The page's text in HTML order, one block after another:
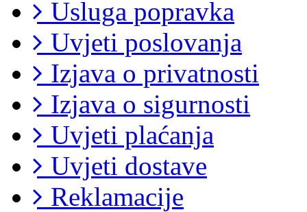
Usluga popravka
Uvjeti poslovanja
Izjava o privatnosti
Izjava o sigurnosti
Uvjeti plaćanja
Uvjeti dostave
Reklamacije